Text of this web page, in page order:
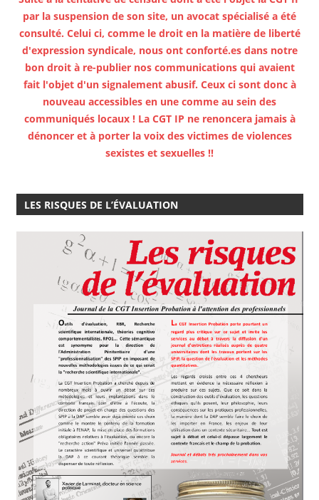
par la suspension de son site, un avocat spécialisé a été
consulté. Celui ci, comme le droit en la matière de liberté
d'expression syndicale, nous ont conforté.es dans notre
bon droit à re-publier nos communications qui avaient
fait l'objet d'un signalement abusif. Ceux ci sont donc à
nouveau accessibles en une comme au sein des
communiqués locaux ! La CGT IP ne renoncera jamais à
dénoncer et à porter la voix des victimes de violences
sexistes et sexuelles !!
LES RISQUES DE L’ÉVALUATION